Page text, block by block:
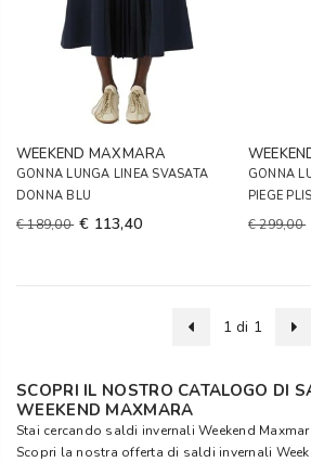
WEEKEND MAXMARA
GONNA LUNGA LINEA SVASATA
DONNA BLU
€ 189,00 € 113,40
GONNA
PIEGE
€ 299,00
1 di 1
SCOPRI IL NOSTRO CATALOGO DI
WEEKEND MAXMARA
Stai cercando saldi invernali Weekend
Scopri la nostra offerta di saldi invernali